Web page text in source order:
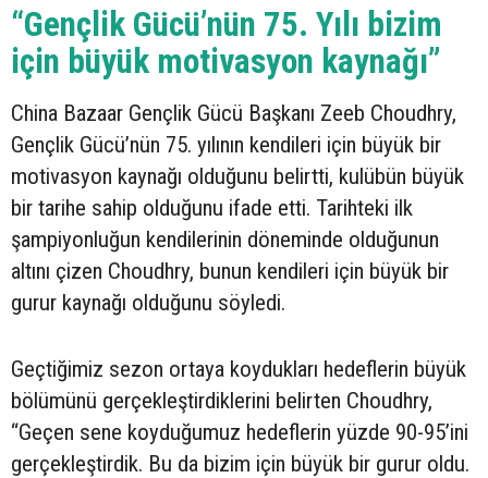
“Gençlik Gücü’nün 75. Yılı bizim
için büyük motivasyon kaynağı”
China Bazaar Gençlik Gücü Başkanı Zeeb Choudhry,
Gençlik Gücü’nün 75. yılının kendileri için büyük bir
motivasyon kaynağı olduğunu belirtti, kulübün büyük
bir tarihe sahip olduğunu ifade etti. Tarihteki ilk
şampiyonluğun kendilerinin döneminde olduğunun
altını çizen Choudhry, bunun kendileri için büyük bir
gurur kaynağı olduğunu söyledi.
Geçtiğimiz sezon ortaya koydukları hedeflerin büyük
bölümünü gerçekleştirdiklerini belirten Choudhry,
“Geçen sene koyduğumuz hedeflerin yüzde 90-95’ini
gerçekleştirdik. Bu da bizim için büyük bir gurur oldu.